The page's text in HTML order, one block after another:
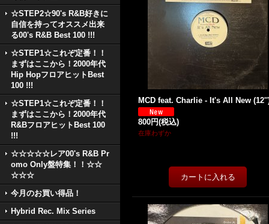
☆STEP2☆90's R&B好きに
自信を持ってオススメ出来
る00's R&B Best 100 !!!
☆STEP1☆これぞ定番！！
まずはここから！2000年代
Hip HopフロアヒットBest
100 !!!
☆STEP1☆これぞ定番！！
まずはここから！2000年代
R&BフロアヒットBest 100
!!!
☆☆☆☆☆レア00's R&B Pr
omo Only盤特集！！☆☆
☆☆☆
今月のお買い得品！
Hybrid Rec. Mix Series
MCD feat. Charlie - It's All New
800円(税込)
在庫わずか